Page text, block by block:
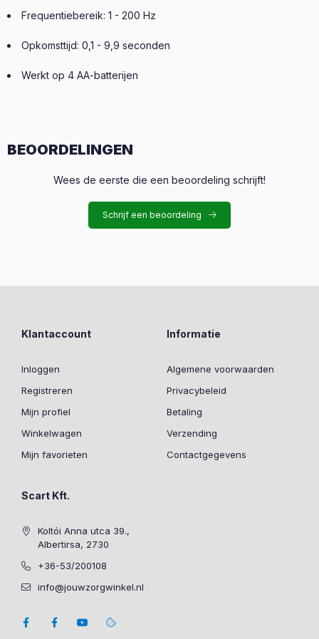
Frequentiebereik: 1 - 200 Hz
Opkomsttijd: 0,1 - 9,9 seconden
Werkt op 4 AA-batterijen
BEOORDELINGEN
Wees de eerste die een beoordeling schrijft!
Schrijf een beoordeling
Klantaccount
Inloggen
Registreren
Mijn profiel
Winkelwagen
Mijn favorieten
Informatie
Algemene voorwaarden
Privacybeleid
Betaling
Verzending
Contactgegevens
Scart Kft.
Koltói Anna utca 39.,
Albertirsa, 2730
+36-53/200108
info@jouwzorgwinkel.nl